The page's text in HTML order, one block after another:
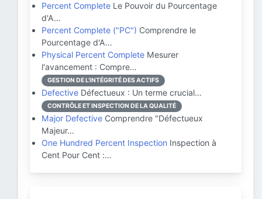
Percent Complete Le Pouvoir du Pourcentage
d'A…
Percent Complete ("PC") Comprendre le
Pourcentage d'A…
Physical Percent Complete Mesurer
l'avancement : Compre…
GESTION DE L'INTÉGRITÉ DES ACTIFS
Defective Défectueux : Un terme crucial…
CONTRÔLE ET INSPECTION DE LA QUALITÉ
Major Defective Comprendre "Défectueux
Majeur…
One Hundred Percent Inspection Inspection à
Cent Pour Cent :…